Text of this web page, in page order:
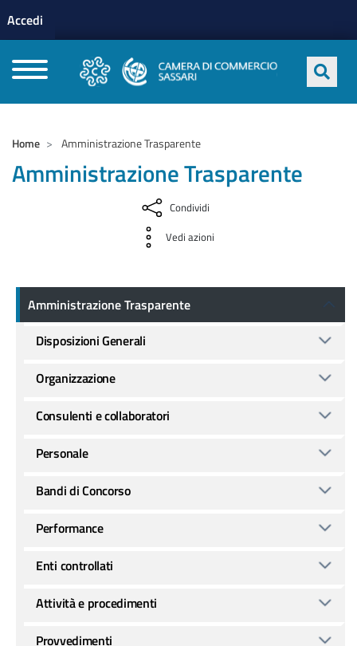
profilo utente
Accedi
Home Amministrazione Trasparente
Amministrazione Trasparente
Condividi
Vedi azioni
Amministrazione Trasparente
Amministrazione Trasparente
Disposizioni Generali
Organizzazione
Consulenti e collaboratori
Personale
Bandi di Concorso
Performance
Enti controllati
Attività e procedimenti
Provvedimenti